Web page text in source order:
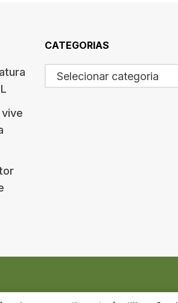
CATEGORIAS
Selecionar categoria